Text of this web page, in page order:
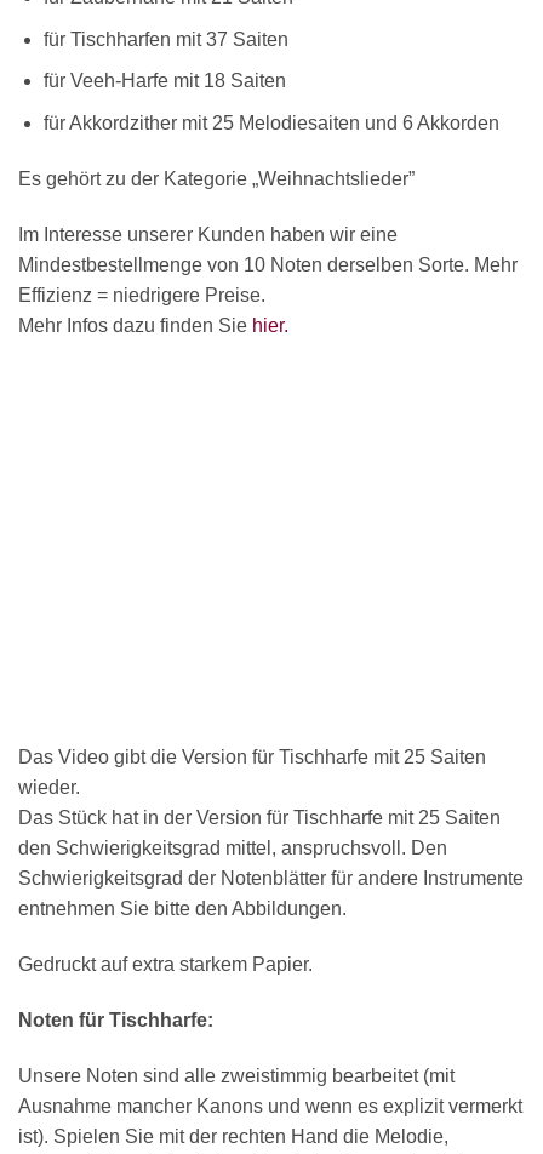
für Tischharfen mit 37 Saiten
für Veeh-Harfe mit 18 Saiten
für Akkordzither mit 25 Melodiesaiten und 6 Akkorden
Es gehört zu der Kategorie „Weihnachtslieder”
Im Interesse unserer Kunden haben wir eine
Mindestbestellmenge von 10 Noten derselben Sorte. Mehr
Effizienz = niedrigere Preise.
Mehr Infos dazu finden Sie hier.
Das Video gibt die Version für Tischharfe mit 25 Saiten
wieder.
Das Stück hat in der Version für Tischharfe mit 25 Saiten
den Schwierigkeitsgrad mittel, anspruchsvoll. Den
Schwierigkeitsgrad der Notenblätter für andere Instrumente
entnehmen Sie bitte den Abbildungen.
Gedruckt auf extra starkem Papier.
Noten für Tischharfe:
Unsere Noten sind alle zweistimmig bearbeitet (mit
Ausnahme mancher Kanons und wenn es explizit vermerkt
ist). Spielen Sie mit der rechten Hand die Melodie,